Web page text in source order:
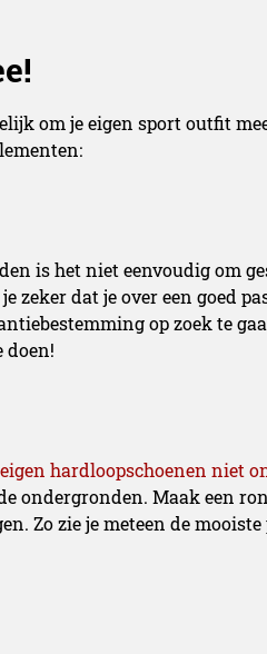
om je eigen sport outfit
is het niet eenvoudig om
zeker dat je over een goed
op zoek te
doen!
eigen hardloopschoenen niet
ondergronden. Maak een
Zo zie je meteen de